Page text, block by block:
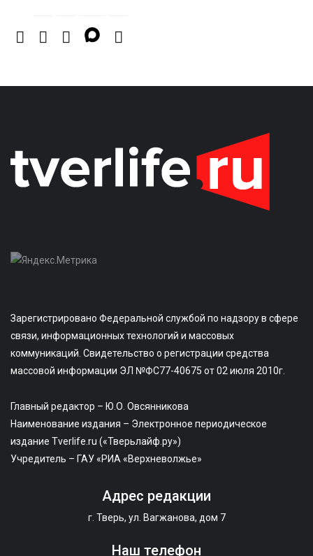
Зарегистрировано Федеральной службой по надзору в сфере
связи, информационных технологий и массовых
коммуникаций. Свидетельство о регистрации средства
массовой информации ЭЛ №ФС77-40675 от 02 июля 2010г.
Главный редактор – Ю.О. Овсянникова
Наименование издания – Электронное периодическое
издание Tverlife.ru («Тверьлайф.ру»)
Учредитель – ГАУ «РИА «Верхневолжье»
Адрес редакции
г. Тверь, ул. Вагжанова, дом 7
Наш телефон